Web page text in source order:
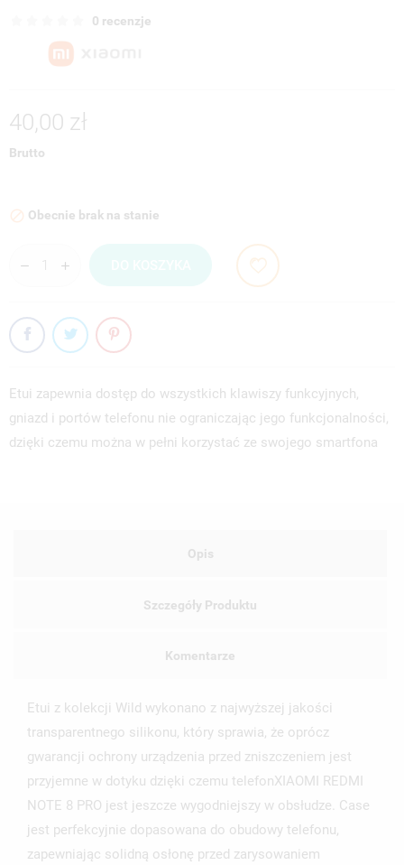
0 recenzje
40,00 zł
Brutto
 Obecnie brak na stanie
Etui zapewnia dostęp do wszystkich klawiszy funkcyjnych,
gniazd i portów telefonu nie ograniczając jego funkcjonalności,
dzięki czemu można w pełni korzystać ze swojego smartfona
Opis
Szczegóły Produktu
Komentarze
Etui z kolekcji Wild wykonano z najwyższej jakości
transparentnego silikonu, który sprawia, że oprócz
gwarancji ochrony urządzenia przed zniszczeniem jest
przyjemne w dotyku dzięki czemu telefonXIAOMI REDMI
NOTE 8 PRO jest jeszcze wygodniejszy w obsłudze. Case
jest perfekcyjnie dopasowana do obudowy telefonu,
zapewniając solidną osłonę przed zarysowaniem
UTWÓRZ LISTĘ ŻYCZEŃ
ZALOGUJ SIĘ